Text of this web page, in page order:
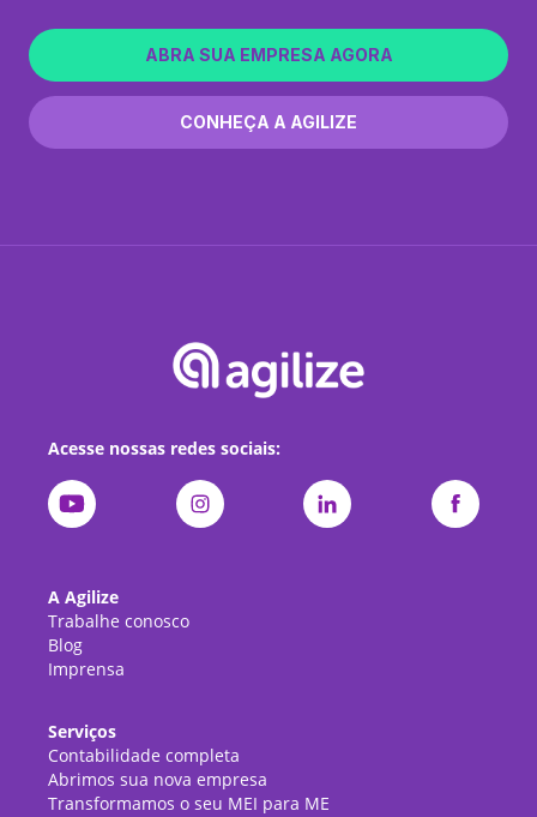
ABRA SUA EMPRESA AGORA
CONHEÇA A AGILIZE
Acesse nossas redes sociais:
A Agilize
Trabalhe conosco
Blog
Imprensa
Serviços
Contabilidade completa
Abrimos sua nova empresa
Transformamos o seu MEI para ME